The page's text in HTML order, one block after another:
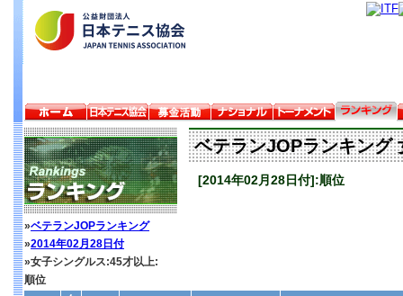
»ベテランJOPランキング
»2014年02月28日付
»女子シングルス:45才以上:
順位
ベテランJOPランキング
[2014年02月28日付]:順位